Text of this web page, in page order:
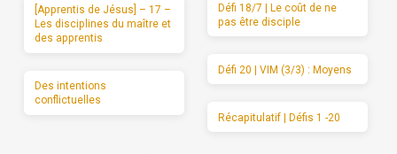
[Apprentis de Jésus] – 17 –
Les disciplines du maître et
des apprentis
Des intentions
conflictuelles
Défi 18/7 | Le coût de ne
pas être disciple
Défi 20 | VIM (3/3) : Moyens
Récapitulatif | Défis 1 -20